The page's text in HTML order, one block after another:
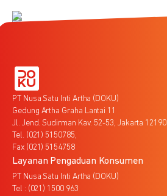
PT Nusa Satu Inti Artha (DOKU)
Gedung Artha Graha Lantai 11
Jl. Jend. Sudirman Kav. 52-53, Jakarta 12190
Tel. (021) 5150785,
Fax (021) 5154758
Layanan Pengaduan Konsumen
PT Nusa Satu Inti Artha (DOKU)
Tel : (021) 1500 963